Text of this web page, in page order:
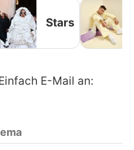
Stars
E-Mail an: